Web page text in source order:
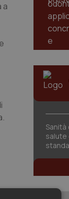
a
salute